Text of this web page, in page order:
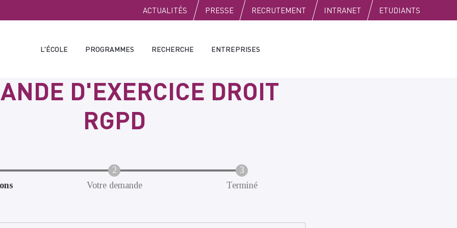
PUBLIC
ACTUALITÉS PRESSE RECRUTEMENT INTRANET ETUDIANTS
L'ÉCOLE PROGRAMMES RECHERCHE ENTREPRISES
D'EXERCICE DROIT
RGPD
Votre demande Terminé